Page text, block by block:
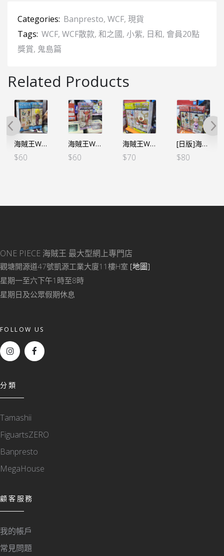
Categories: Banpresto, WCF, 現貨
Tags: WCF, WCF散款, 和之國, 小紫, 日和, 會員20點
獎賞, 鬼島篇
Related Products
海賊王WCF -和之國鬼島篇- VOL.5 山治
$60
海賊王WCF -和之國鬼島篇- VOL.1 福茲弗
$60
海賊王WCF -和之國鬼島篇- VOL.7 – 索柏
$70
[日版]海賊王WCF -和之國鬼島篇- VOL.3 桃之助
$80
ONE PIECE 海賊王 最大型網上專門店
觀塘開源道47號凱源工業大廈11樓H室 [地圖]
星期一至六下午1時至8時
星期日及公眾假期休息
FOLLOW US
分類
Tamashii
FiguartsZERO
Banpresto
MegaHouse
顧客服務
我的帳戶
常見問題